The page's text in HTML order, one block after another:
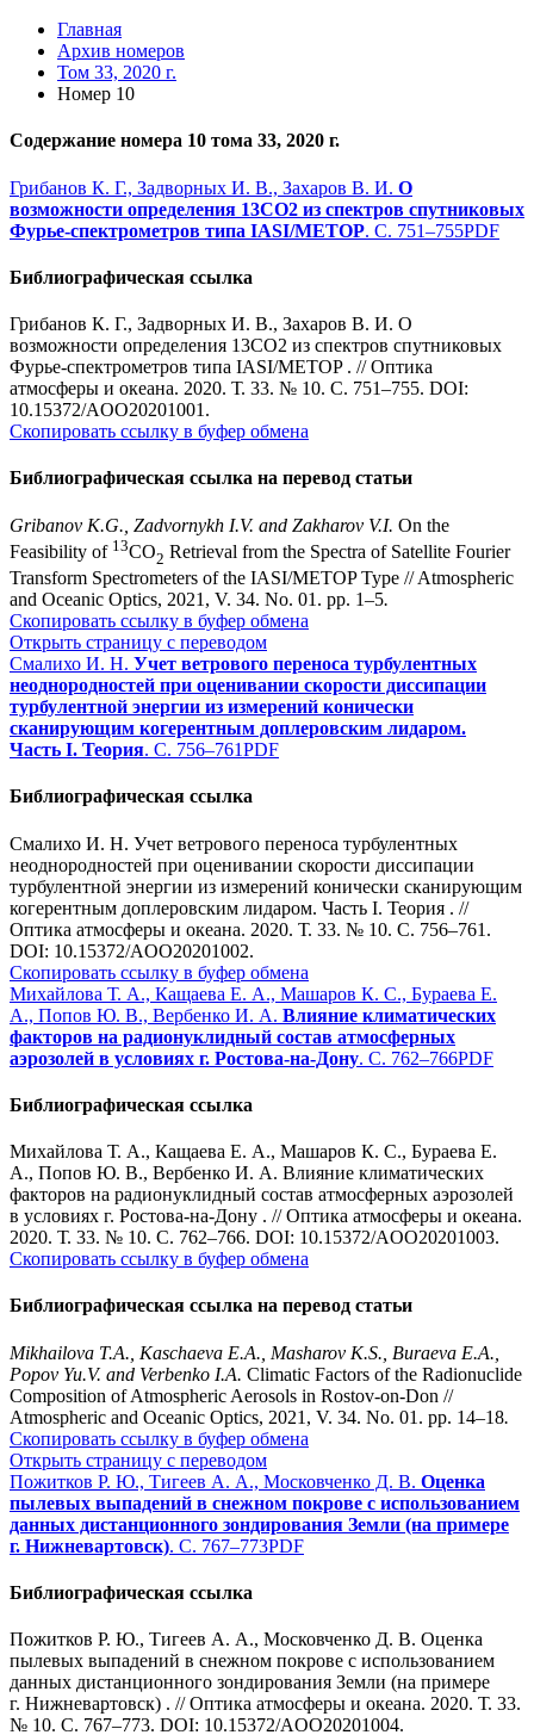
Главная
Архив номеров
Том 33, 2020 г.
Номер 10
Содержание номера 10 тома 33, 2020 г.
Грибанов К. Г., Задворных И. В., Захаров В. И. О
возможности определения 13CO2 из спектров спутниковых
Фурье-спектрометров типа IASI/METOP. С. 751–755PDF
Библиографическая ссылка
Грибанов К. Г., Задворных И. В., Захаров В. И. О
возможности определения 13CO2 из спектров спутниковых
Фурье-спектрометров типа IASI/METOP . // Оптика
атмосферы и океана. 2020. Т. 33. № 10. С. 751–755. DOI:
10.15372/AOO20201001.
Скопировать ссылку в буфер обмена
Библиографическая ссылка на перевод статьи
Gribanov K.G., Zadvornykh I.V. and Zakharov V.I. On the
Feasibility of 13CO2 Retrieval from the Spectra of Satellite Fourier
Transform Spectrometers of the IASI/METOP Type // Atmospheric
and Oceanic Optics, 2021, V. 34. No. 01. pp. 1–5.
Скопировать ссылку в буфер обмена
Открыть страницу с переводом
Смалихо И. Н. Учет ветрового переноса турбулентных
неоднородностей при оценивании скорости диссипации
турбулентной энергии из измерений конически
сканирующим когерентным доплеровским лидаром.
Часть I. Теория. С. 756–761PDF
Библиографическая ссылка
Смалихо И. Н. Учет ветрового переноса турбулентных
неоднородностей при оценивании скорости диссипации
турбулентной энергии из измерений конически сканирующим
когерентным доплеровским лидаром. Часть I. Теория . //
Оптика атмосферы и океана. 2020. Т. 33. № 10. С. 756–761.
DOI: 10.15372/AOO20201002.
Скопировать ссылку в буфер обмена
Михайлова Т. А., Кащаева Е. А., Машаров К. С., Бураева Е.
А., Попов Ю. В., Вербенко И. А. Влияние климатических
факторов на радионуклидный состав атмосферных
аэрозолей в условиях г. Ростова-на-Дону. С. 762–766PDF
Библиографическая ссылка
Михайлова Т. А., Кащаева Е. А., Машаров К. С., Бураева Е.
А., Попов Ю. В., Вербенко И. А. Влияние климатических
факторов на радионуклидный состав атмосферных аэрозолей
в условиях г. Ростова-на-Дону . // Оптика атмосферы и океана.
2020. Т. 33. № 10. С. 762–766. DOI: 10.15372/AOO20201003.
Скопировать ссылку в буфер обмена
Библиографическая ссылка на перевод статьи
Mikhailova T.A., Kaschaeva E.A., Masharov K.S., Buraeva E.A.,
Popov Yu.V. and Verbenko I.A. Climatic Factors of the Radionuclide
Composition of Atmospheric Aerosols in Rostov-on-Don //
Atmospheric and Oceanic Optics, 2021, V. 34. No. 01. pp. 14–18.
Скопировать ссылку в буфер обмена
Открыть страницу с переводом
Пожитков Р. Ю., Тигеев А. А., Московченко Д. В. Оценка
пылевых выпадений в снежном покрове с использованием
данных дистанционного зондирования Земли (на примере
г. Нижневартовск). С. 767–773PDF
Библиографическая ссылка
Пожитков Р. Ю., Тигеев А. А., Московченко Д. В. Оценка
пылевых выпадений в снежном покрове с использованием
данных дистанционного зондирования Земли (на примере
г. Нижневартовск) . // Оптика атмосферы и океана. 2020. Т. 33.
№ 10. С. 767–773. DOI: 10.15372/AOO20201004.